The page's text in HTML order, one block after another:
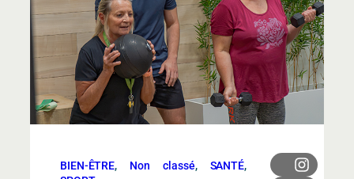
BIEN-ÊTRE, Non classé, SANTÉ